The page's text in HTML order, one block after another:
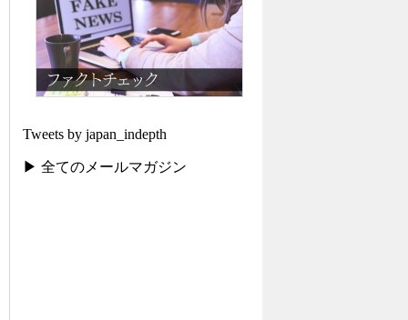
Tweets by japan_indepth
▶ 全てのメールマガジン